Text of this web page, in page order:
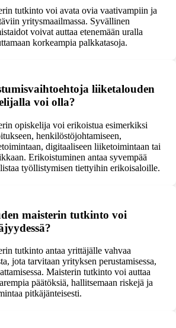
tutkinto voi avata ovia vaativampiin ja
yritysmaailmassa. Syvällinen
voivat auttaa etenemään uralla
korkeampia palkkatasoja.
liiketalouden
voi olla?
opiskelija voi erikoistua esimerkiksi
henkilöstöjohtamiseen,
digitaaliseen liiketoimintaan tai
Erikoistuminen antaa syvempää
työllistymisen tiettyihin erikoisaloille.
maisterin tutkinto voi
tutkinto antaa yrittäjälle vahvaa
jota tarvitaan yrityksen perustamisessa,
Maisterin tutkinto voi auttaa
päätöksiä, hallitsemaan riskejä ja
pitkäjänteisesti.